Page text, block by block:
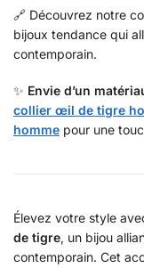
🔗 Découvrez notre
bijoux tendance qui
contemporain.
✨ Envie d’un
collier œil de tigre
homme pour une
Élevez votre style
de tigre, un bijou
contemporain. Cet